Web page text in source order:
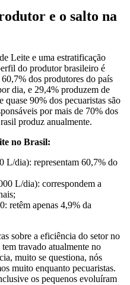
e o salto na
Leite e uma estratificação
do produtor brasileiro é
dos produtores do país
dia, e 29,4% produzem de
90% dos pecuaristas são
por mais de 70% dos
produz anualmente.
no Brasil:
L/dia): representam 60,7% do
L/dia): correspondem a
retêm apenas 4,9% da
sobre a eficiência do setor no
travado atualmente no
muito se questiona, nós
muito enquanto pecuaristas.
os pequenos evoluíram